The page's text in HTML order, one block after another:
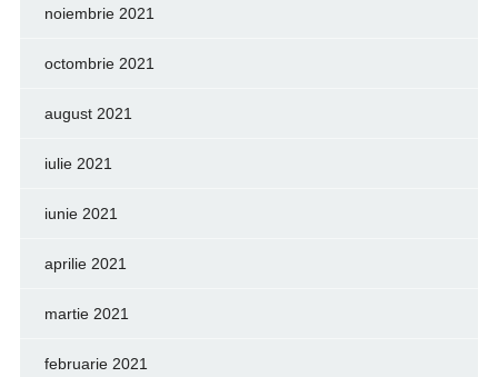
noiembrie 2021
octombrie 2021
august 2021
iulie 2021
iunie 2021
aprilie 2021
martie 2021
februarie 2021